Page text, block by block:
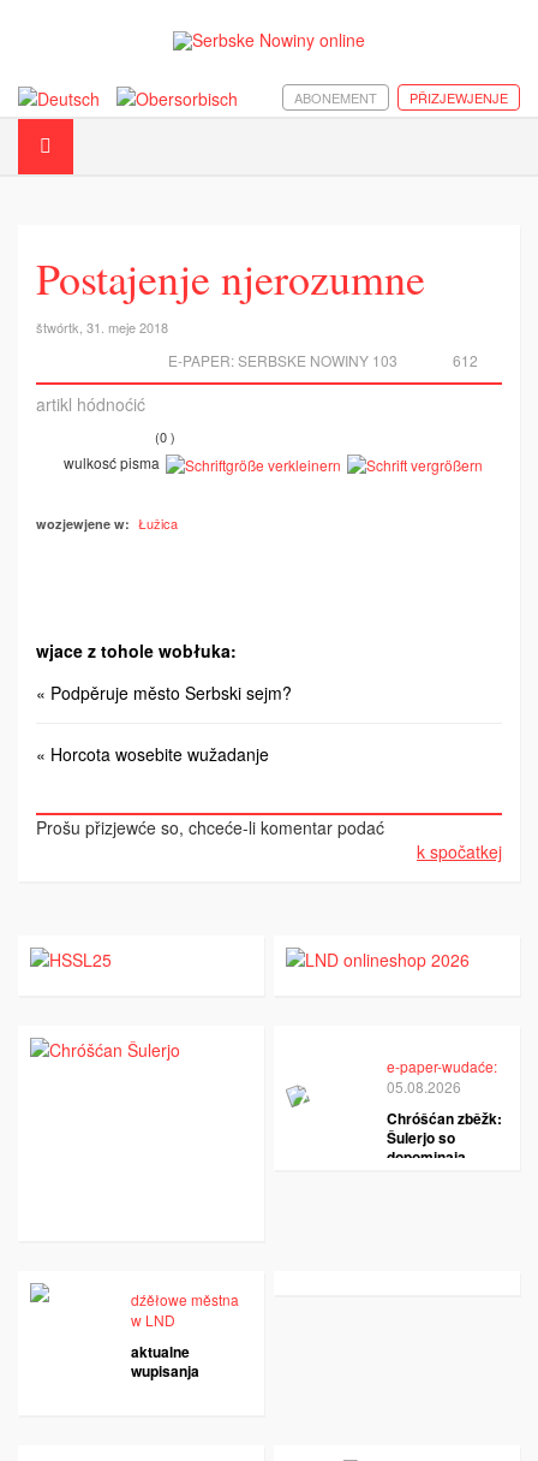
PŘIZJEWJENJE
ABONEMENT
Postajenje njerozumne
štwórtk, 31. meje 2018
612
E-PAPER:SERBSKE NOWINY 103
artikl hódnoćić
(0 )
wulkosć pisma
wozjewjene w: Łužica
wjace z tohole wobłuka:
« Podpěruje město Serbski sejm?
« Horcota wosebite wužadanje
Prošu přizjewće so, chceće-li komentar podać
k spočatkej
e-paper-wudaće:
05.08.2026
Chróšćan zběžk:
Šulerjo so
dopominaja
dźěłowe městna
w LND
aktualne
wupisanja